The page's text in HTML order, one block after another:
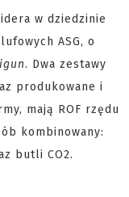
w dziedzinie
ASG, o
. Dwa zestawy
produkowane i
mają ROF rzędu
kombinowany:
butli CO2.